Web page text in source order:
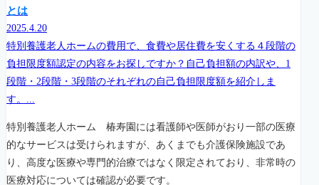
とは
2025.4.20
特別養護老人ホームの費用で、食費や居住費を安くする４段階の
負担限度額認定の内容をお探しですか？自己負担額の内訳や、1
段階・2段階・3段階のそれぞれの自己負担限度額を紹介しま
す。...
特別養護老人ホーム 椿寿園には看護師や医師がおり一部の医療
的なサービスは受けられますが、あくまでも介護保険施設であ
り、高度な医療や専門的治療ではなく限定されており、非常時の
医療対応については確認が必要です。